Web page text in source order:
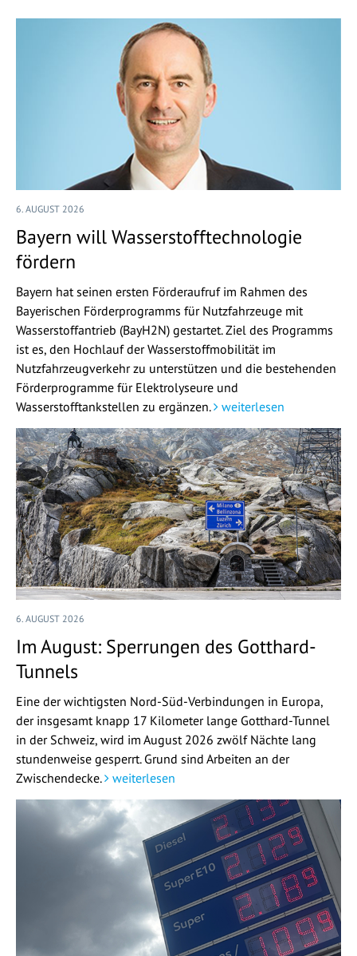
6. AUGUST 2026
Bayern will Wasserstofftechnologie
fördern
Bayern hat seinen ersten Förderaufruf im Rahmen des
Bayerischen Förderprogramms für Nutzfahrzeuge mit
Wasserstoffantrieb (BayH2N) gestartet. Ziel des Programms
ist es, den Hochlauf der Wasserstoffmobilität im
Nutzfahrzeugverkehr zu unterstützen und die bestehenden
Förderprogramme für Elektrolyseure und
Wasserstofftankstellen zu ergänzen.
weiterlesen
6. AUGUST 2026
Im August: Sperrungen des Gotthard-
Tunnels
Eine der wichtigsten Nord-Süd-Verbindungen in Europa,
der insgesamt knapp 17 Kilometer lange Gotthard-Tunnel
in der Schweiz, wird im August 2026 zwölf Nächte lang
stundenweise gesperrt. Grund sind Arbeiten an der
Zwischendecke.
weiterlesen